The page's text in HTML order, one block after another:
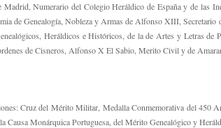
Numerario del Colegio Heráldico de España y de las
de Genealogía, Nobleza y Armas de Alfonso XIII,
Heráldicos e Históricos, de la de Artes y Letras
de Cisneros, Alfonso X El Sabio, Merito Civil y de
Cruz del Mérito Militar, Medalla Conmemorativa del
Causa Monárquica Portuguesa, del Mérito Genealógico y